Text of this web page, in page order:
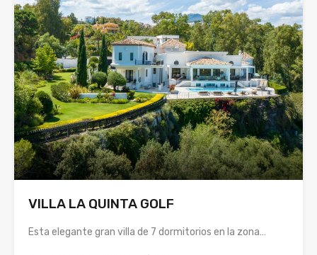
VILLA LA QUINTA GOLF
Esta elegante gran villa de 7 dormitorios en la zona…